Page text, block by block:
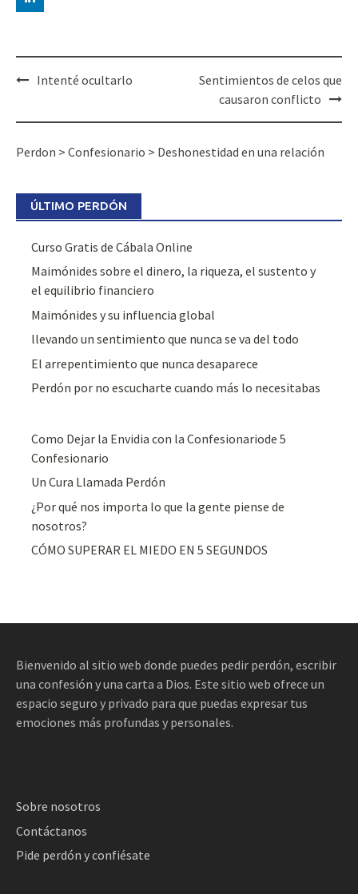
PostIntenté ocultarlo
Sentimientos de celos que
causaron conflicto
Perdon > Confesionario > Deshonestidad en una relación
ÚLTIMO PERDÓN
Curso Gratis de Cábala Online
Maimónides sobre el dinero, la riqueza, el sustento y
el equilibrio financiero
Maimónides y su influencia global
llevando un sentimiento que nunca se va del todo
El arrepentimiento que nunca desaparece
Perdón por no escucharte cuando más lo necesitabas
Como Dejar la Envidia con la Confesionariode 5
Confesionario
Un Cura Llamada Perdón
¿Por qué nos importa lo que la gente piense de
nosotros?
CÓMO SUPERAR EL MIEDO EN 5 SEGUNDOS
Bienvenido al sitio web donde puedes pedir perdón, escribir
una confesión y una carta a Dios. Este sitio web ofrece un
espacio seguro y privado para que puedas expresar tus
emociones más profundas y personales.
Sobre nosotros
Contáctanos
Pide perdón y confiésate